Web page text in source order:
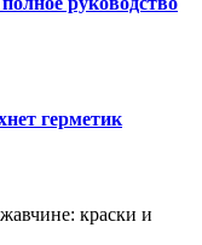
герметик